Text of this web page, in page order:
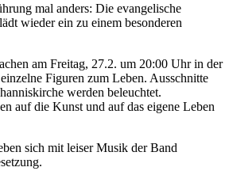
mal anders: Die evangelische
wieder ein zu einem besonderen
am Freitag, 27.2. um 20:00 Uhr in der
Figuren zum Leben. Ausschnitte
werden beleuchtet.
auf die Kunst und auf das eigene Leben
sich mit leiser Musik der Band